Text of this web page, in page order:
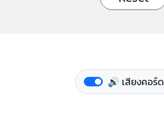
🔊 เสียงคอร์ด